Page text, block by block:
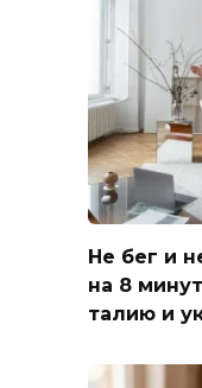
Не бег и
на 8
талию и